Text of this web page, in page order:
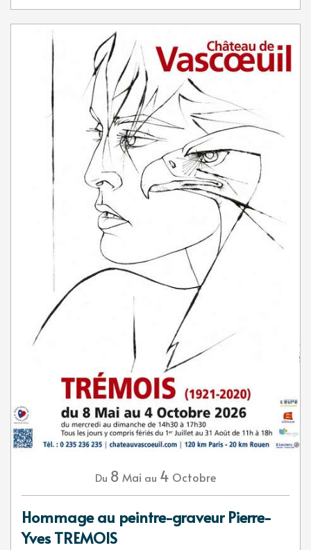
Du 8 Mai au 4 Octobre
Hommage au peintre-graveur Pierre-
Yves TREMOIS